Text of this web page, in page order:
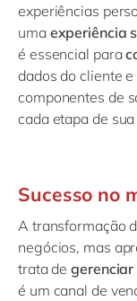
experiências
uma experiência
é essencial para
dados do cliente
componentes de
cada etapa de
Sucesso no
A transformação
negócios, mas
trata de
é um canal de